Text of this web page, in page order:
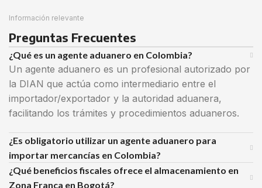
Información relevante
Preguntas Frecuentes
¿Qué es un agente aduanero en Colombia?
Un agente aduanero es un profesional autorizado por
la DIAN que actúa como intermediario entre el
importador/exportador y la autoridad aduanera,
facilitando los trámites y procedimientos aduaneros.
¿Es obligatorio utilizar un agente aduanero para
importar mercancías en Colombia?
¿Qué beneficios fiscales ofrece el almacenamiento en
Zona Franca en Bogotá?